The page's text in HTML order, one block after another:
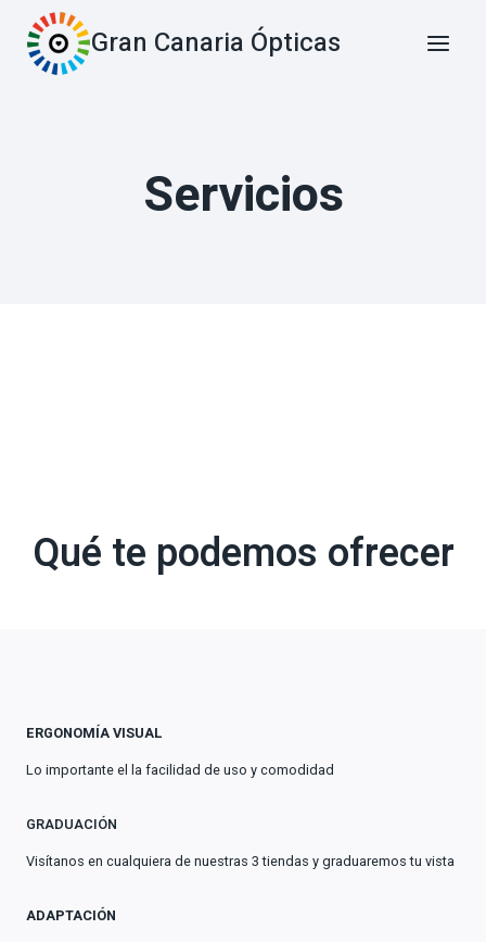
Saltar
contenido
Gran Canaria Ópticas
Servicios
Qué te podemos ofrecer
ERGONOMÍA VISUAL
Lo importante el la facilidad de uso y comodidad
GRADUACIÓN
Visítanos en cualquiera de nuestras 3 tiendas y graduaremos tu vista
ADAPTACIÓN